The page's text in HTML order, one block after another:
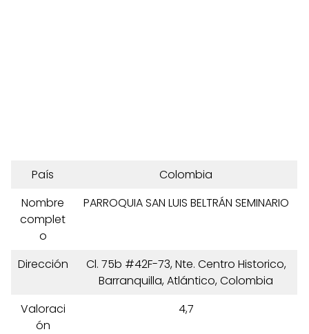
País
Colombia
Nombre
complet
o
PARROQUIA SAN LUIS BELTRÁN SEMINARIO
Dirección
Cl. 75b #42F-73, Nte. Centro Historico,
Barranquilla, Atlántico, Colombia
Valoraci
ón
4,7